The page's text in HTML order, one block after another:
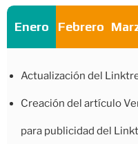
Enero Febrero
Actualización del
Creación del artículo
para publicidad del